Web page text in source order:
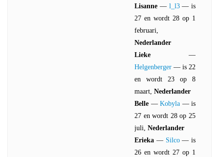
Lisanne — l_l3— is
27 en wordt 28 op 1
februari,
Nederlander
Lieke —
Helgenberger — is 22
en wordt 23 op 8
maart, Nederlander
Belle — Kobyla — is
27 en wordt 28 op 25
juli, Nederlander
Erieka — Silco— is
26 en wordt 27 op 1